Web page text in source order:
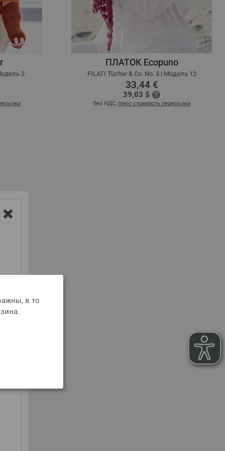
в то
2
ПЛАТОК Ecopuno
FILATI Tücher & Co. No. 3 | Модель 12
33,44 €
39,03 $
без НДС, плюс стоимость пересылки